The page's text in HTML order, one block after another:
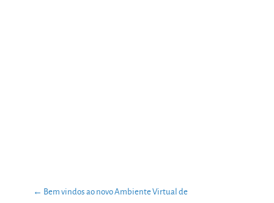
← Bem vindos ao novo Ambiente Virtual de